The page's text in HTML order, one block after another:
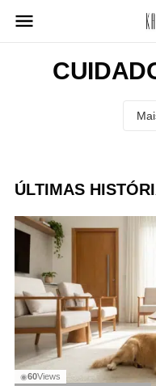
para
ÚLTIMAS
◉60Views